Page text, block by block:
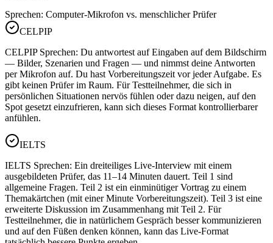
Sprechen: Computer-Mikrofon vs. menschlicher Prüfer
CELPIP
CELPIP Sprechen: Du antwortest auf Eingaben auf dem Bildschirm
— Bilder, Szenarien und Fragen — und nimmst deine Antworten
per Mikrofon auf. Du hast Vorbereitungszeit vor jeder Aufgabe. Es
gibt keinen Prüfer im Raum. Für Testteilnehmer, die sich in
persönlichen Situationen nervös fühlen oder dazu neigen, auf den
Spot gesetzt einzufrieren, kann sich dieses Format kontrollierbarer
anfühlen.
IELTS
IELTS Sprechen: Ein dreiteiliges Live-Interview mit einem
ausgebildeten Prüfer, das 11–14 Minuten dauert. Teil 1 sind
allgemeine Fragen. Teil 2 ist ein einminütiger Vortrag zu einem
Themakärtchen (mit einer Minute Vorbereitungszeit). Teil 3 ist eine
erweiterte Diskussion im Zusammenhang mit Teil 2. Für
Testteilnehmer, die in natürlichem Gespräch besser kommunizieren
und auf den Füßen denken können, kann das Live-Format